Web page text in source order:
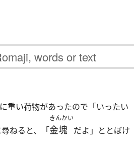
重い荷物があったので「いったい
尋ねると、「
きんかい
金塊 だよ」ととぼけ